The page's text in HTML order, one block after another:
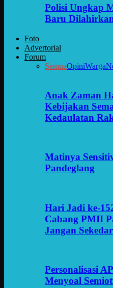
Polisi Ungkap
Baru
Foto
Advertorial
Forum
SemuaOpini
Anak Zaman
Kebijakan
Kedaulatan
Matinya
Pandeglang
Hari Jadi ke-
Cabang PMII
Jangan
Personalisasi
Menyoal